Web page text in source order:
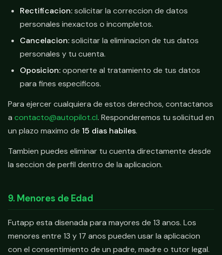
Rectificacion:solicitar la correccion de datos
personales inexactos o incompletos.
Cancelacion:solicitar la eliminacion de tus datos
personales y tu cuenta.
Oposicion:oponerte al tratamiento de tus datos
para fines especificos.
Para ejercer cualquiera de estos derechos, contactanos
a contacto@autopilot.cl. Responderemos tu solicitud en
un plazo maximo de 15 dias habiles.
Tambien puedes eliminar tu cuenta directamente desde
la seccion de perfil dentro de la aplicacion.
9. Menores de Edad
Futapp esta disenada para mayores de 13 anos. Los
menores entre 13 y 17 anos pueden usar la aplicacion
con el consentimiento de un padre, madre o tutor legal.